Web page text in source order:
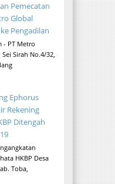
Pemecatan
Global
Pengadilan
- PT Metro
Sirah No.4/32,
Ephorus
Rekening
Ditengah
HKBP Desa
Toba,